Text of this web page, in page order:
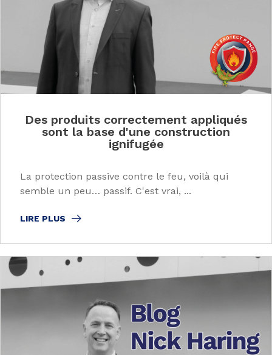
Des produits correctement appliqués
sont la base d'une construction
ignifugée
La protection passive contre le feu, voilà qui
semble un peu… passif. C'est vrai, ...
LIRE PLUS